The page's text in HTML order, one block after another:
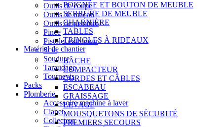
Outils de coupe
Outils de maçon
Outils de peinture
Pince
Pistolet extrudeur
Scie
Soudure
Taraudage
Tournevis
Packs
Plomberie
Accessoire machine à laver
Clapet
Collecteur
POIGNÉE ET BOUTON DE MEUBLE
SERRURE DE MEUBLE
CHARNIÈRE
TABLES
TRINGLES À RIDEAUX
Matériel de chantier
BÂCHE
COMPACTEUR
CORDES ET CÂBLES
ESCABEAU
GRAISSAGE
LEVAGE
MOUSQUETONS DE SÉCURITÉ
PREMIERS SECOURS